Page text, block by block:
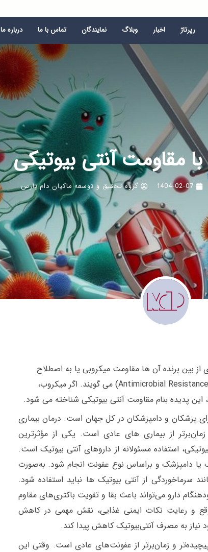
رپرتاژ اخبار وبلاگ نمایندگان تماس با ما درباره ما
با مقاومت آنتی بیوتیکی
1404-02-07 گروه تحقیق و توسعه ماکیان دام پارس
از بین برنده آن ها مقاومت میکروبی یا به اصطلاح
صحیح تر مقاومت ضدمیکروبی (AMR یا Antimicrobial Resistance) می گویند. اگر میکروب،
پدیده بنام مقاومت آنتی بیوتیکی شناخته می شود.
پزشکان و دامپزشکان در کل جهان است. درمان بیماری
از بیماری های عادی است. یکی از مؤثرترین
استفاده مسئولانه از داروهای آنتی بیوتیک است.
یا دامپزشک و براساس نوع عفونت انجام شود. به‌صورت
سرماخوردگی از آنتی بیوتیک ها نباید استفاده شود.
دارو می‌تواند باعث بقا و تقویت باکتری‌های مقاوم
و رعایت نکات ایمنی غذایی، نقش مهمی در کاهش
به مصرف آنتی‌بیوتیک کاهش پیدا کند.
و زمان‌برتر از عفونت‌های عادی است. وقتی این